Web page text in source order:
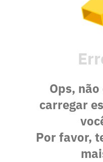
Ops,
carregar
Por favor,